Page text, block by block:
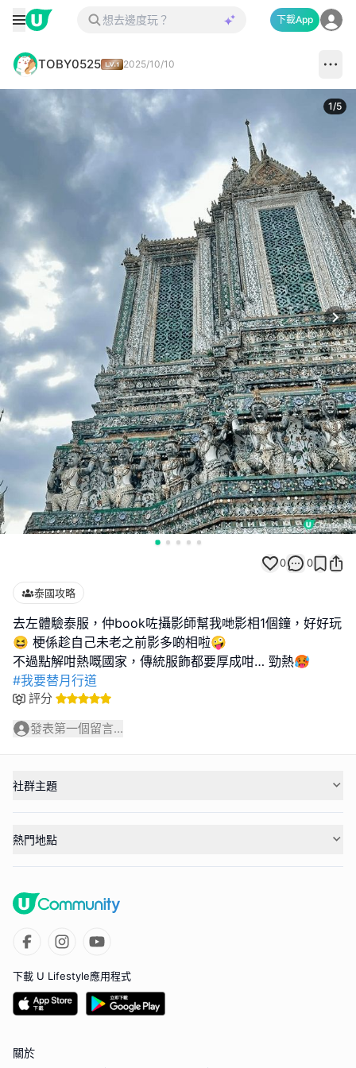
下載App
TOBY0525 2025/10/10
1/5
0 0
泰國攻略
去左體驗泰服，仲book咗攝影師幫我哋影相1個鐘，好好玩
😆 梗係趁自己未老之前影多啲相啦🤪
#我要替月行道
評分
發表第一個留言...
社群主題
熱門地點
下載 U Lifestyle應用程式
關於